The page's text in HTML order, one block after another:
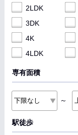
2LDK
3DK
4K
4LDK
専有面積
～
駅徒歩